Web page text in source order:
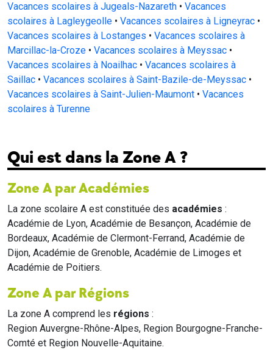
Vacances scolaires à Jugeals-Nazareth • Vacances
scolaires à Lagleygeolle • Vacances scolaires à Ligneyrac •
Vacances scolaires à Lostanges • Vacances scolaires à
Marcillac-la-Croze • Vacances scolaires à Meyssac •
Vacances scolaires à Noailhac • Vacances scolaires à
Saillac • Vacances scolaires à Saint-Bazile-de-Meyssac •
Vacances scolaires à Saint-Julien-Maumont • Vacances
scolaires à Turenne
Qui est dans la Zone A ?
Zone A par Académies
La zone scolaire A est constituée des académies :
Académie de Lyon, Académie de Besançon, Académie de
Bordeaux, Académie de Clermont-Ferrand, Académie de
Dijon, Académie de Grenoble, Académie de Limoges et
Académie de Poitiers.
Zone A par Régions
La zone A comprend les régions :
Region Auvergne-Rhône-Alpes, Region Bourgogne-Franche-
Comté et Region Nouvelle-Aquitaine.